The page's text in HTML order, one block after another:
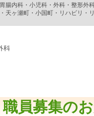
腸内科・小児科・外科・整形
天ヶ瀬町・小国町・リハビリ
職員募集の